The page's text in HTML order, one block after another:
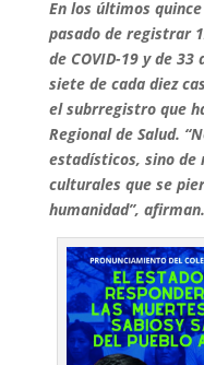
En los últimos
pasado de registrar
de COVID-19 y de
siete de cada diez
el subrregistro que
Regional de Salud.
estadísticos, sino de
culturales que se
humanidad”, afirman.